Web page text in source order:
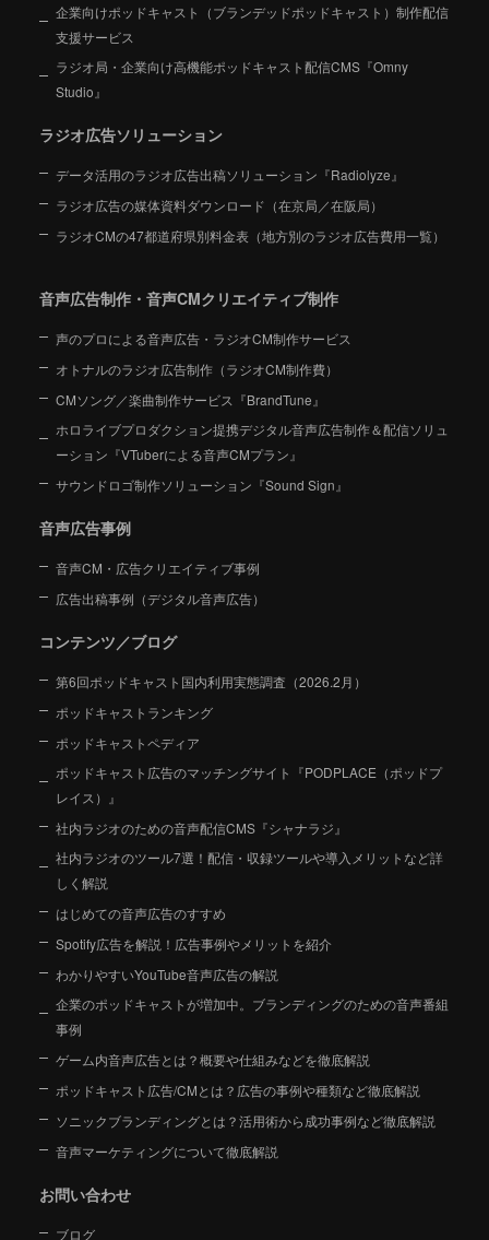
企業向けポッドキャスト（ブランデッドポッドキャスト）制作配信
支援サービス
ラジオ局・企業向け高機能ポッドキャスト配信CMS『Omny
Studio』
ラジオ広告ソリューション
データ活用のラジオ広告出稿ソリューション『Radiolyze』
ラジオ広告の媒体資料ダウンロード（在京局／在阪局）
ラジオCMの47都道府県別料金表（地方別のラジオ広告費用一覧）
音声広告制作・音声CMクリエイティブ制作
声のプロによる音声広告・ラジオCM制作サービス
オトナルのラジオ広告制作（ラジオCM制作費）
CMソング／楽曲制作サービス『BrandTune』
ホロライブプロダクション提携デジタル音声広告制作＆配信ソリュ
ーション 『VTuberによる音声CMプラン』
サウンドロゴ制作ソリューション『Sound Sign』
音声広告事例
音声CM・広告クリエイティブ事例
広告出稿事例（デジタル音声広告）
コンテンツ／ブログ
第6回ポッドキャスト国内利用実態調査（2026.2月）
ポッドキャストランキング
ポッドキャストペディア
ポッドキャスト広告のマッチングサイト『PODPLACE（ポッドプ
レイス）』
社内ラジオのための音声配信CMS『シャナラジ』
社内ラジオのツール7選！配信・収録ツールや導入メリットなど詳
しく解説
はじめての音声広告のすすめ
Spotify広告を解説！広告事例やメリットを紹介
わかりやすいYouTube音声広告の解説
企業のポッドキャストが増加中。ブランディングのための音声番組
事例
ゲーム内音声広告とは？概要や仕組みなどを徹底解説
ポッドキャスト広告/CMとは？広告の事例や種類など徹底解説
ソニックブランディングとは？活用術から成功事例など徹底解説
音声マーケティングについて徹底解説
お問い合わせ
ブログ